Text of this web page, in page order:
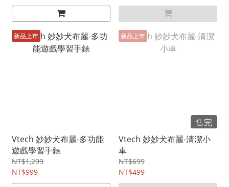
新品上市
Vtech 妙妙犬布麗-多功能
遊戲學習手錶
NT$1,299
NT$999
新品上市
售完
Vtech 妙妙犬布麗-清潔小
車
NT$699
NT$499